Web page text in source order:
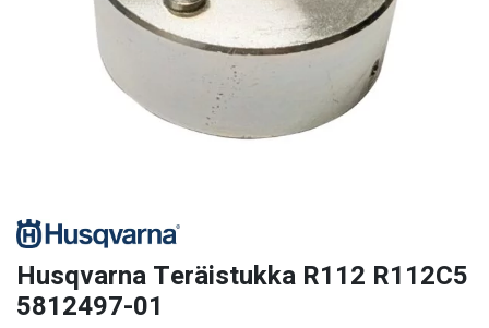
Husqvarna Teräistukka R112 R112C5
5812497-01